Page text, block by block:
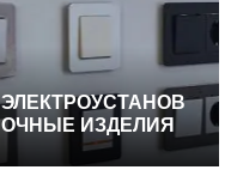
ЭЛЕКТРОУСТАНОВ
ОЧНЫЕ ИЗДЕЛИЯ